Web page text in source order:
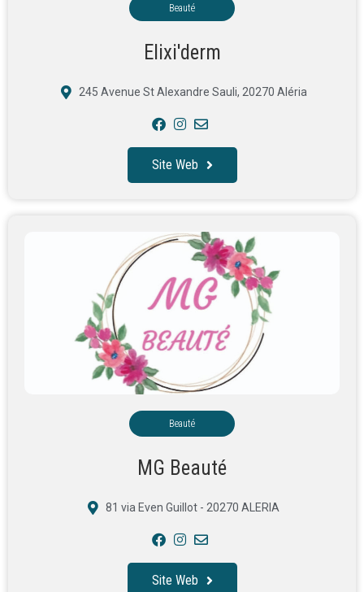
Beauté
Elixi'derm
245 Avenue St Alexandre Sauli, 20270 Aléria
Site Web
Beauté
MG Beauté
81 via Even Guillot - 20270 ALERIA
Site Web